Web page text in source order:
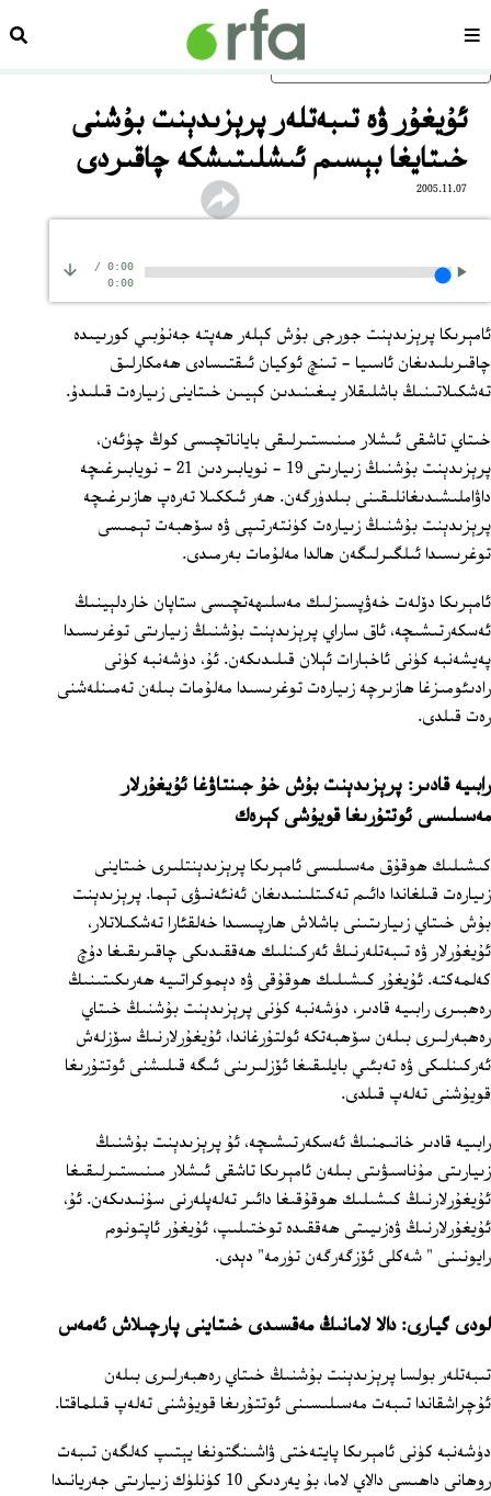
ئاساسلىق مەزمۇنغا ئاتلاڭسەھىپە
ئۇيغۇر ۋە تىبەتلەر پرېزىدېنت بۇشنى
خىتايغا بېسىم ئىشلىتىشكە چاقىردى
2005.11.07
0:00
/
0:00
ئامېرىكا پرېزىدېنت جورجى بۇش كېلەر ھەپتە جەنۇبىي كورىيىدە
چاقىرىلىدىغان ئاسىيا - تىنچ ئوكيان ئىقتىسادى ھەمكارلىق
تەشكىلاتىنىڭ باشلىقلار يىغىنىدىن كېيىن خىتاينى زىيارەت قىلىدۇ.
خىتاي تاشقى ئىشلار مىنىستىرلىقى باياناتچىسى كوڭ چۈئەن،
پرېزىدېنت بۇشنىڭ زىيارىتى 19 - نويابىردىن 21 - نويابىرغىچە
داۋاملىشىدىغانلىقىنى بىلدۈرگەن. ھەر ئىككىلا تەرەپ ھازىرغىچە
پرېزىدېنت بۇشنىڭ زىيارەت كۈنتەرتىپى ۋە سۆھبەت تېمىسى
توغرىسىدا ئىلگىرلىگەن ھالدا مەلۇمات بەرمىدى.
ئامېرىكا دۆلەت خەۋپسىزلىك مەسلىھەتچىسى ستاپان خاردلېينىڭ
ئەسكەرتىشىچە، ئاق ساراي پرېزىدېنت بۇشنىڭ زىيارىتى توغرىسىدا
پەيشەنبە كۈنى ئاخبارات ئېلان قىلىدىكەن. ئۇ، دۈشەنبە كۈنى
رادىئومىزغا ھازىرچە زىيارەت توغرىسىدا مەلۇمات بىلەن تەمىنلەشنى
رەت قىلدى.
رابىيە قادىر: پرېزىدېنت بۇش خۇ جىنتاۋغا ئۇيغۇرلار
مەسىلىسى ئوتتۇرىغا قويۇشى كېرەك
كىشىلىك ھوقۇق مەسىلىسى ئامېرىكا پرېزىدېنتلىرى خىتاينى
زىيارەت قىلغاندا دائىم تەكىتلىنىدىغان ئەنئەنىۋى تېما. پرېزىدېنت
بۇش خىتاي زىيارىتىنى باشلاش ھارپىسىدا خەلقئارا تەشكىلاتلار،
ئۇيغۇرلار ۋە تىبەتلەرنىڭ ئەركىنلىك ھەققىدىكى چاقىرىقىغا دۇچ
كەلمەكتە. ئۇيغۇر كىشىلىك ھوقۇقى ۋە دېموكراتىيە ھەرىكىتىنىڭ
رەھبىرى رابىيە قادىر، دۈشەنبە كۈنى پرېزىدېنت بۇشنىڭ خىتاي
رەھبەرلىرى بىلەن سۆھبەتكە ئولتۇرغاندا، ئۇيغۇرلارنىڭ سۆزلەش
ئەركىنلىكى ۋە تەبئىي بايلىقىغا ئۆزلىرىنى ئىگە قىلىشنى ئوتتۇرىغا
قويۇشنى تەلەپ قىلدى.
رابىيە قادىر خانىمنىڭ ئەسكەرتىشىچە، ئۇ پرېزىدېنت بۇشنىڭ
زىيارىتى مۇناسىۋىتى بىلەن ئامېرىكا تاشقى ئىشلار مىنىستىرلىقىغا
ئۇيغۇرلارنىڭ كىشىلىك ھوقۇقىغا دائىر تەلەپلەرنى سۇنىدىكەن. ئۇ،
ئۇيغۇرلارنىڭ ۋەزىيىتى ھەققىدە توختىلىپ، ئۇيغۇر ئاپتونوم
رايونىنى " شەكلى ئۆزگەرگەن تۈرمە" دېدى.
لودى گيارى: دالا لامانىڭ مەقسىدى خىتاينى پارچىلاش ئەمەس
تىبەتلەر بولسا پرېزىدېنت بۇشنىڭ خىتاي رەھبەرلىرى بىلەن
ئۇچراشقاندا تىبەت مەسىلىسىنى ئوتتۇرىغا قويۇشنى تەلەپ قىلماقتا.
دۈشەنبە كۈنى ئامېرىكا پايتەختى ۋاشىنگتونغا يېتىپ كەلگەن تىبەت
روھانى داھىسى دالاي لاما، بۇ يەردىكى 10 كۈنلۈك زىيارىتى جەريانىدا